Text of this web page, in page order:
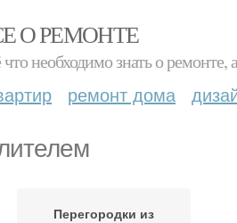
О РЕМОНТЕ
необходимо знать о
ремонт дома
Перегородки из